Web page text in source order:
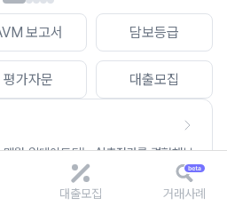
보고서 담보등급
평가자문 대출모집
월 업데이트되는 AI추정가를 경험해보
대출모집 거래사례